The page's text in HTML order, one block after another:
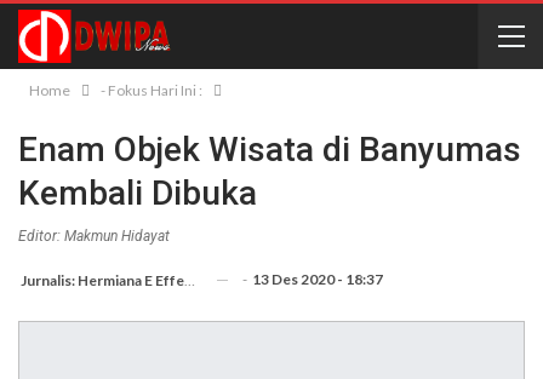
Home - Fokus Hari Ini :
Enam Objek Wisata di Banyumas
Kembali Dibuka
Editor: Makmun Hidayat
- 13 Des 2020 - 18:37